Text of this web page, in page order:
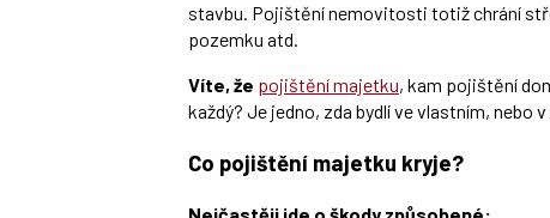
stavbu. Pojištění nemovitosti totiž chrání
pozemku atd.
Víte, že pojištění majetku, kam pojištění
každý? Je jedno, zda bydlí ve vlastním, nebo
Co pojištění majetku kryje?